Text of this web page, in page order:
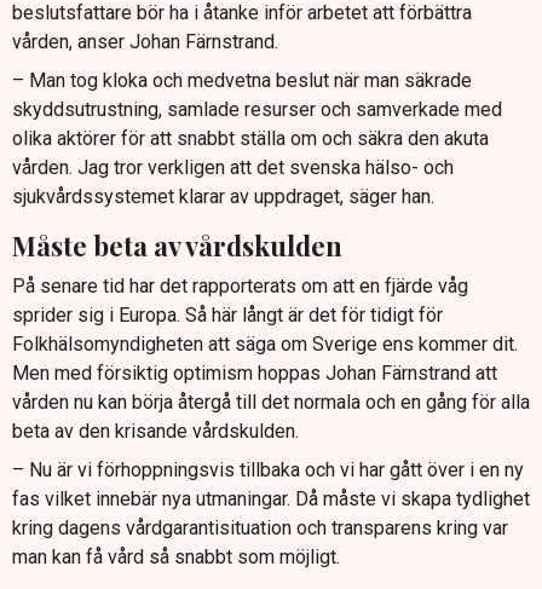
beslutsfattare bör ha i åtanke inför arbetet att förbättra
vården, anser Johan Färnstrand.
– Man tog kloka och medvetna beslut när man säkrade
skyddsutrustning, samlade resurser och samverkade med
olika aktörer för att snabbt ställa om och säkra den akuta
vården. Jag tror verkligen att det svenska hälso- och
sjukvårdssystemet klarar av uppdraget, säger han.
Måste beta av vårdskulden
På senare tid har det rapporterats om att en fjärde våg
sprider sig i Europa. Så här långt är det för tidigt för
Folkhälsomyndigheten att säga om Sverige ens kommer dit.
Men med försiktig optimism hoppas Johan Färnstrand att
vården nu kan börja återgå till det normala och en gång för alla
beta av den krisande vårdskulden.
– Nu är vi förhoppningsvis tillbaka och vi har gått över i en ny
fas vilket innebär nya utmaningar. Då måste vi skapa tydlighet
kring dagens vårdgarantisituation och transparens kring var
man kan få vård så snabbt som möjligt.